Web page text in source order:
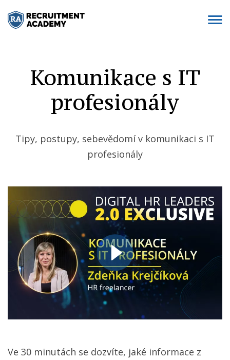
Komunikace s IT
profesionály
Tipy, postupy, sebevědomí v komunikaci s IT
profesionály
Ve 30 minutách se dozvíte, jaké informace z